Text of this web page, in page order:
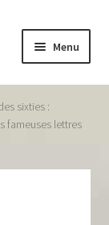
Menu
sixties :
fameuses lettres